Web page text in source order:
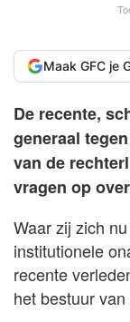
Maak GFC je
De recente,
generaal
van de
vragen op
Waar zij zich
institutionele
recente
het bestuur